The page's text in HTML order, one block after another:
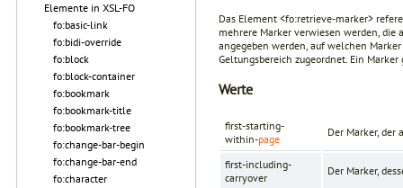
Elemente in XSL-FO
fo:basic-link
fo:bidi-override
fo:block
fo:block-container
fo:bookmark
fo:bookmark-title
fo:bookmark-tree
fo:change-bar-begin
fo:change-bar-end
fo:character
Das Element <fo:retrieve-marker>
mehrere Marker verwiesen werden,
angegeben werden, auf welchen
Geltungsbereich zugeordnet. Ein
Werte
first-starting-
within-page
Der Marker, der
first-including-
carryover
Der Marker,